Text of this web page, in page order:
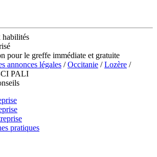
habilités
pour le greffe immédiate et gratuite
annonces légales /Occitanie /Lozère /
PALI
pratiques